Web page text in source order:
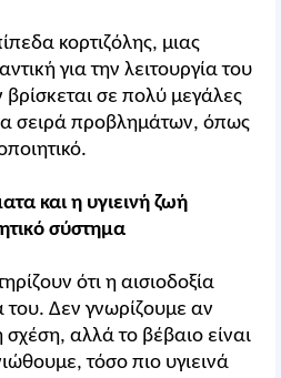
κορτιζόλης, μιας
για την λειτουργία του
σε πολύ μεγάλες
σειρά προβλημάτων, όπως
και η υγιεινή ζωή
σύστημα
ότι η αισιοδοξία
του. Δεν γνωρίζουμε αν
αλλά το βέβαιο είναι
τόσο πιο υγιεινά